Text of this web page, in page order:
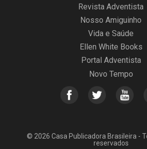
Revista Adventista
Nosso Amiguinho
Vida e Saúde
Ellen White Books
Portal Adventista
Novo Tempo
© 2026 Casa Publicadora Brasileira -
reservados